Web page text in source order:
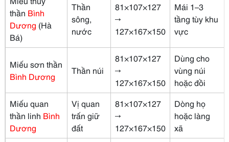
thần Bình
Dương (Hà
Bá)
Thần
sông,
nước
81×107×127
→
127×167×150
Mái 1–3
tầng tùy khu
vực
Miếu sơn thần
Bình Dương
Thần núi
81×107×127
→
127×167×150
Dùng cho
vùng núi
hoặc đồi
Miếu quan
thần linh Bình
Dương
Vị quan
trấn giữ
đất
81×107×127
→
127×167×150
Dòng họ
hoặc làng
xã